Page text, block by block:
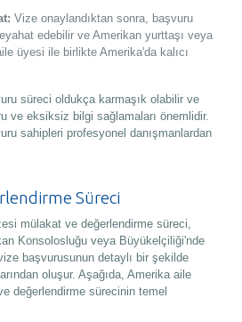
Vize onaylandıktan sonra, başvuru
edebilir ve Amerikan yurttaşı veya
üyesi ile birlikte Amerika'da kalıcı
süreci oldukça karmaşık olabilir ve
ve eksiksiz bilgi sağlamaları önemlidir.
sahipleri profesyonel danışmanlardan
Süreci
mülakat ve değerlendirme süreci,
Konsolosluğu veya Büyükelçiliği'nde
başvurusunun detaylı bir şekilde
oluşur. Aşağıda, Amerika aile
değerlendirme sürecinin temel